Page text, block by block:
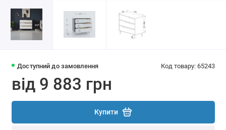
Доступний до замовлення Код товару: 65243
від 9 883 грн
Купити